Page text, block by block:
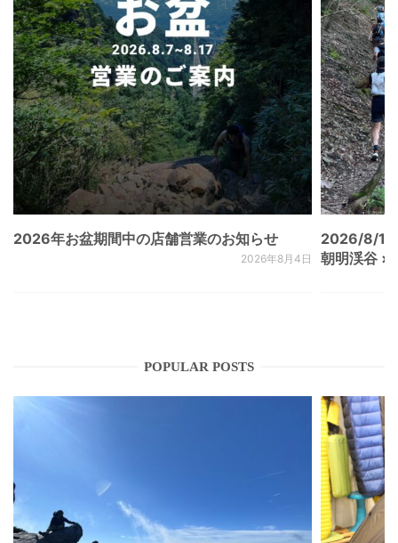
2026年お盆期間中の店舗営業のお知らせ
2026年8月4日
2026/8/
朝明渓谷 ×
POPULAR POSTS